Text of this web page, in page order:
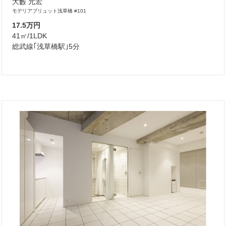
モデリアブリュット浅草橋 #101
17.5万円
41㎡/1LDK
総武線｢浅草橋駅｣5分